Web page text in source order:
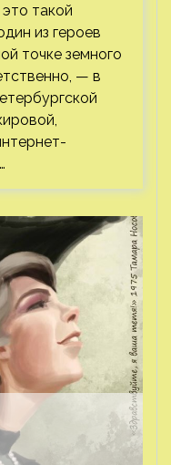
такой
из героев
точке земного
— в